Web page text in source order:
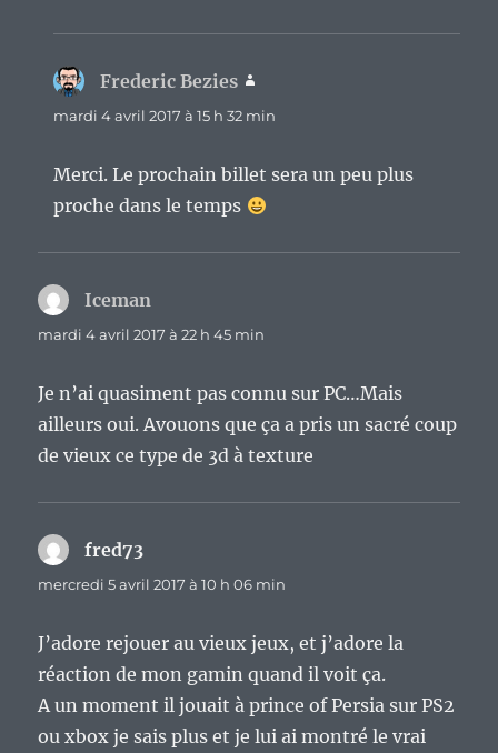
Frederic Bezies
mardi 4 avril 2017 à 15 h 32 min
Merci. Le prochain billet sera un peu plus
proche dans le temps
Iceman
mardi 4 avril 2017 à 22 h 45 min
Je n’ai quasiment pas connu sur PC…Mais
ailleurs oui. Avouons que ça a pris un sacré coup
de vieux ce type de 3d à texture
fred73
mercredi 5 avril 2017 à 10 h 06 min
J’adore rejouer au vieux jeux, et j’adore la
réaction de mon gamin quand il voit ça.
A un moment il jouait à prince of Persia sur PS2
ou xbox je sais plus et je lui ai montré le vrai